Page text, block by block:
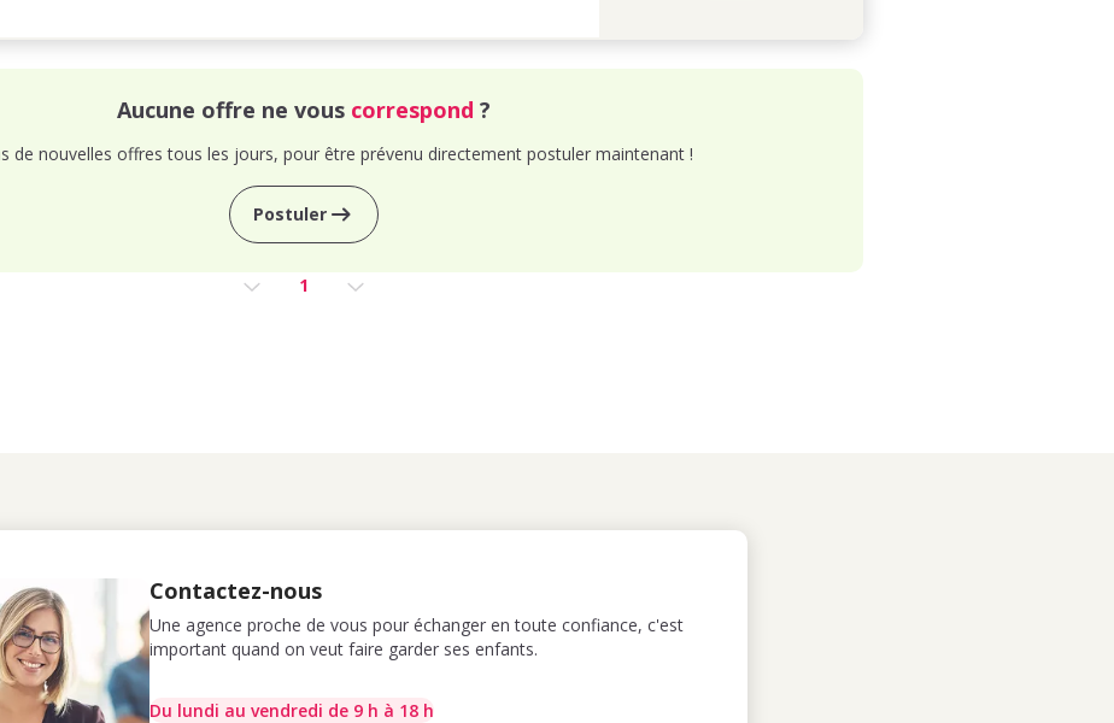
Aucune offre ne vous correspond ?
de nouvelles offres tous les jours, pour être prévenu directement postuler maintenant !
Postuler
1
Contactez-nous
Une agence proche de vous pour échanger en toute confiance, c'est
important quand on veut faire garder ses enfants.
Du lundi au vendredi de 9 h à 18 h